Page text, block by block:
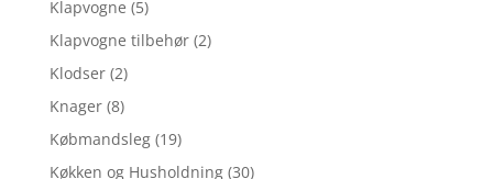
Klapvogne (5)
Klapvogne tilbehør (2)
Klodser (2)
Knager (8)
Købmandsleg (19)
Køkken og Husholdning (30)